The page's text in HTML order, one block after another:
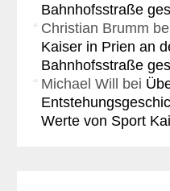
Bahnhofsstraße
Christian Brumm
Kaiser in Prien an
Bahnhofsstraße
Michael Will
bei
Werte von Sport